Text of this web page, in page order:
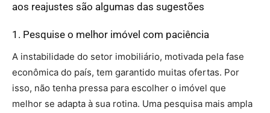
aos reajustes são algumas das sugestões
1. Pesquise o melhor imóvel com paciência
A instabilidade do setor imobiliário, motivada pela fase
econômica do país, tem garantido muitas ofertas. Por
isso, não tenha pressa para escolher o imóvel que
melhor se adapta à sua rotina. Uma pesquisa mais ampla